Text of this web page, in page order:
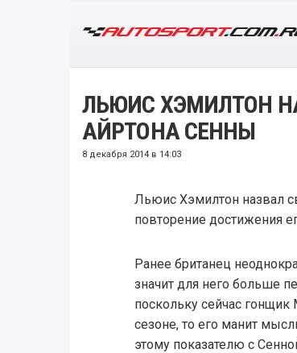
ЛЬЮИС ХЭМИЛТОН
АЙРТОНА СЕННЫ
8 декабря 2014 в 14:03
Льюис Хэмилтон назвал
повторение достижения
Ранее британец
значит для него больше
поскольку сейчас
сезоне, то его манит
этому показателю с